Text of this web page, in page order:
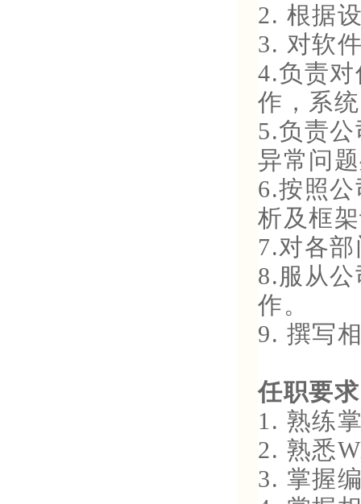
2. 根据
3. 对软
4.负责
作，系
5.负责
异常问
6.按照
析及框
7.对各
8.服从
作。
9. 撰写
任职要
1. 熟练
2. 熟悉
3. 掌握